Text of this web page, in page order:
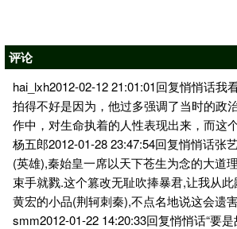
评论
hai_lxh2012-02-12 21:01:01回复悄悄话我
拍得不好是因为，他过多强调了当时的政
作中，对生命执着的人性表现出来，而这
杨五郎2012-01-28 23:47:54回复悄悄话张
(英雄),秦始皇一席以天下苍生为念的大道
束手就戮.这个篡改无耻吹捧暴君,让我从
黄宏的小品(荆轲刺秦),不点名地说这会遗
smm2012-01-22 14:20:33回复悄悄话“要